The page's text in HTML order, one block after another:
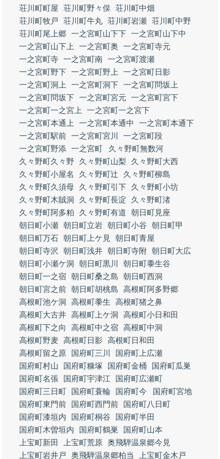
荘川町町屋
荘川町野々俣 荘川町中畑
荘川町牧戸
荘川町牛丸 荘川町岩瀬 荘川町中野
荘川町尾上郷 一之宮町山下下 一之宮町山下中
一之宮町山下上
一之宮町奥
一之宮町寺元
一之宮町寺 一之宮町南 一之宮町渡瀬
一之宮町野下 一之宮町野上
一之宮町日影
一之宮町洞上
一之宮町洞下 一之宮町問坂上
一之宮町問坂下 一之宮町宮元
一之宮町宮下
一之宮町一之宮上
一之宮町一之宮下
一之宮町本通上
一之宮町本通中
一之宮町本通下
一之宮町駅前 一之宮町宮川
一之宮町段
一之宮町野添
一之宮町
久々野町無数河
久々野町久々野
久々野町山梨
久々野町大西
久々野町小屋名
久々野町辻
久々野町柳島
久々野町久須母
久々野町引下
久々野町小坊
久々野町木賊洞
久々野町長淀
久々野町渚
久々野町阿多粕
久々野町有道
朝日町見座
朝日町小瀬 朝日町立岩 朝日町小谷
朝日町甲
朝日町万石 朝日町上ケ見
朝日町青屋
朝日町寺沢
朝日町浅井 朝日町寺附 朝日町大広
朝日町小瀬ケ洞
朝日町黒川
朝日町黍生谷
朝日町一之宿
朝日町桑之島
朝日町西洞
朝日町宮之前 朝日町胡桃島
高根町阿多野郷
高根町池ケ洞
高根町黍生
高根町猪之鼻
高根町大古井 高根町上ケ洞
高根町小日和田
高根町下之向
高根町中之宿
高根町中洞
高根町野麦 高根町日影
高根町日和田
高根町留之原
国府町三川
国府町上広瀬
国府町村山
国府町糠塚 国府町金桶
国府町瓜巣
国府町名張
国府町宇津江
国府町広瀬町
国府町三日町
国府町蓑輪 国府町今
国府町宮地
国府町東門前
国府町西門前
国府町八日町
国府町漆垣内
国府町桐谷
国府町半田
国府町木曽垣内
国府町鶴巣
国府町山本
上宝町新田
上宝町荒原 奥飛騨温泉郷今見
上宝町岩井戸
奥飛騨温泉郷柏当
上宝町金木戸